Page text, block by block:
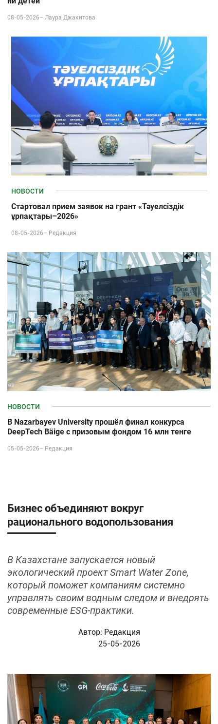
08-05-2026– Лаура Джакитова
НОВОСТИ
Стартовал прием заявок на грант «Тәуелсіздік
ұрпақтары–2026»
08-05-2026– Редакция
НОВОСТИ
В Nazarbayev University прошёл финал конкурса
DeepTech Bäige с призовым фондом 16 млн тенге
05-05-2026– Редакция
Бизнес объединяют вокруг
рационального водопользования
В Казахстане запускается новый
экологический проект Smart Water Zone,
который поможет компаниям системно
управлять своим водным следом и внедрять
современные ESG‑практики.
Автор: Редакция
25-05-2026